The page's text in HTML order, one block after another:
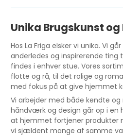
Unika Brugskunst
Hos La Friga elsker vi unika. Vi
anderledes og inspirerende ting
findes i enhver stue. Vores
flotte og rå, til det rolige og
med fokus på at give hjemmet
Vi arbejder med både kendte og
håndværk og design går op i en
at hjemmet fortjener produkter
vi sjældent mange af samme